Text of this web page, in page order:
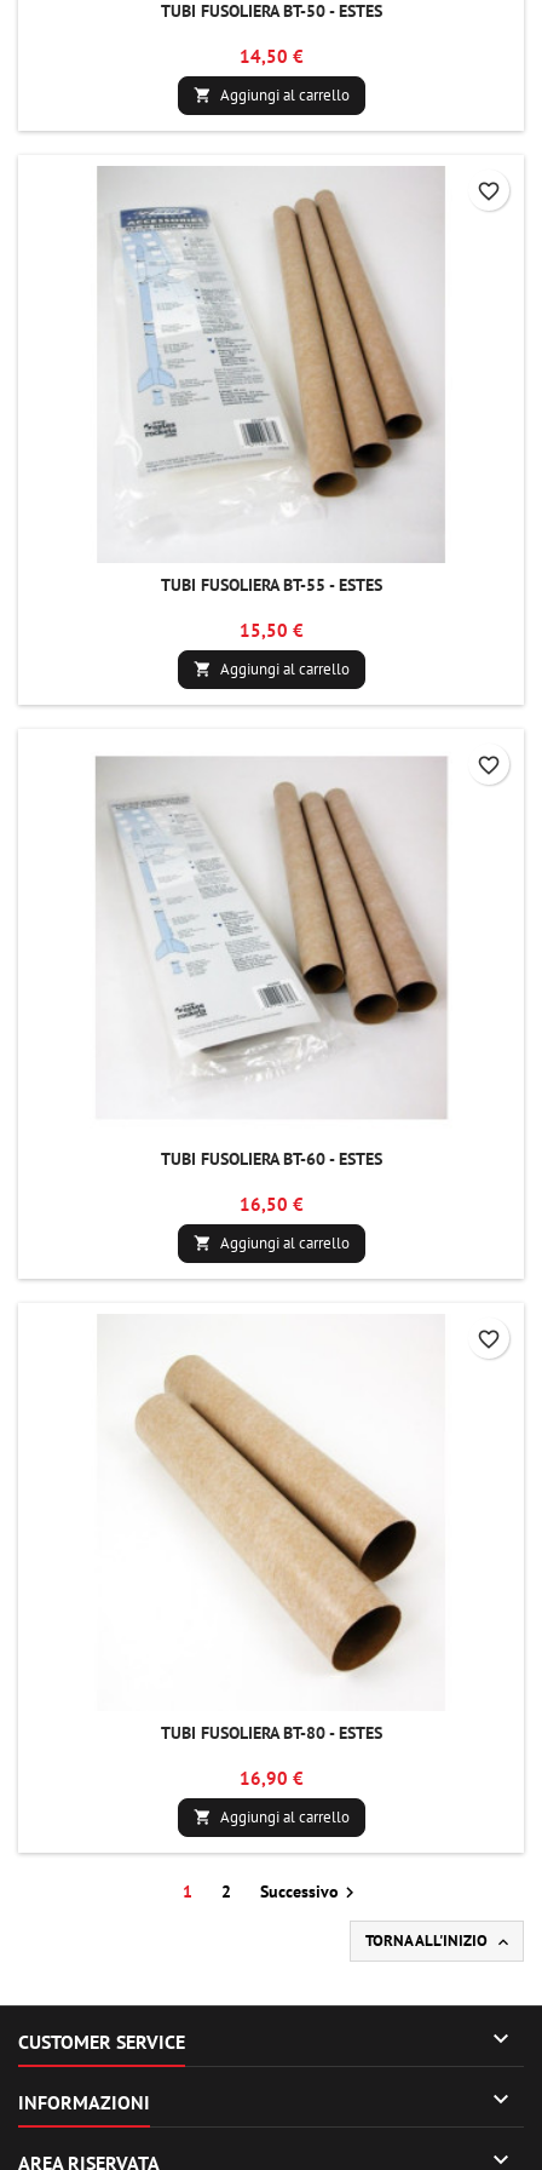
TUBI FUSOLIERA BT-50 - ESTES
14,50 €
 Aggiungi al carrello
TUBI FUSOLIERA BT-55 - ESTES
15,50 €
 Aggiungi al carrello
favorite_border
TUBI FUSOLIERA BT-60 - ESTES
16,50 €
 Aggiungi al carrello
favorite_border
TUBI FUSOLIERA BT-80 - ESTES
16,90 €
 Aggiungi al carrello
favorite_border
1 2 Successivo 
TORNA ALL'INIZIO 
CUSTOMER SERVICE 
INFORMAZIONI 
AREA RISERVATA 